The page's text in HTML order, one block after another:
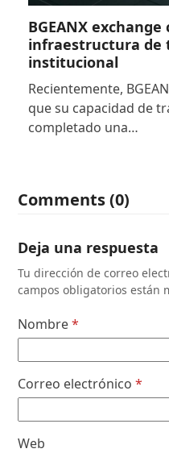
BGEANX
infraestructura de
institucional
Recientemente,
que su capacidad de
completado una…
Comments (0)
Deja una respuesta
Tu dirección de correo
campos obligatorios están
Nombre*
Correo electrónico*
Web